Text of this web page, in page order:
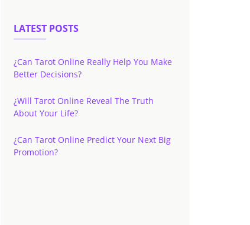
LATEST POSTS
¿Can Tarot Online Really Help You Make
Better Decisions?
¿Will Tarot Online Reveal The Truth
About Your Life?
¿Can Tarot Online Predict Your Next Big
Promotion?